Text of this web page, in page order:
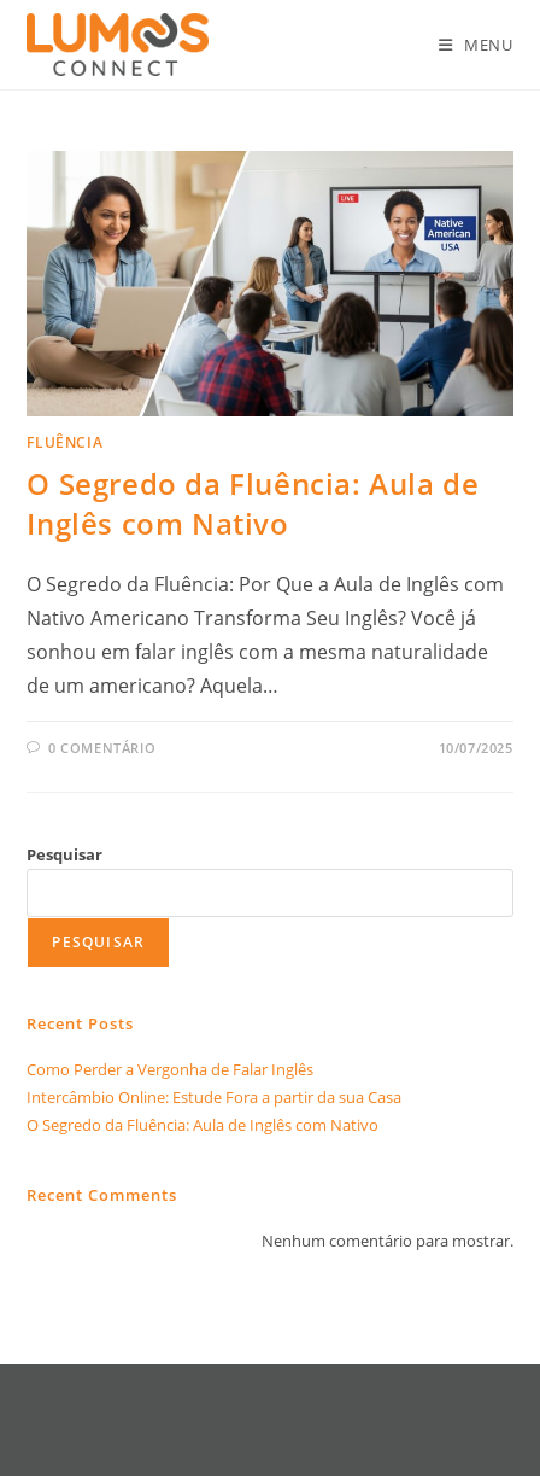
MENU
FLUÊNCIA
O Segredo da Fluência: Aula de
Inglês com Nativo
O Segredo da Fluência: Por Que a Aula de Inglês com
Nativo Americano Transforma Seu Inglês? Você já
sonhou em falar inglês com a mesma naturalidade
de um americano? Aquela…
0 COMENTÁRIO 10/07/2025
Pesquisar
PESQUISAR
Recent Posts
Como Perder a Vergonha de Falar Inglês
Intercâmbio Online: Estude Fora a partir da sua Casa
O Segredo da Fluência: Aula de Inglês com Nativo
Recent Comments
Nenhum comentário para mostrar.